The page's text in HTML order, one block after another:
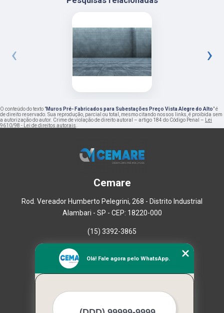
‹ ›
O conteúdo do texto "Muros Pré- Fabricados para Subestações Preço Vista Alegre do Alto" é
de direito reservado. Sua reprodução, parcial ou total, mesmo citando nossos links, é proibida sem
a autorização do autor. Crime de violação de direito autoral – artigo 184 do Código Penal –
Lei
9610/98 - Lei de direitos autorais
Cemare
Rod. Vereador Humberto Pelegrini, 268 - Distrito Industrial
Alambari - SP - CEP: 18220-000
(15) 3392-3865
Empresa
Missão
Mapa do site
Olá! Fale agora pelo WhatsApp.